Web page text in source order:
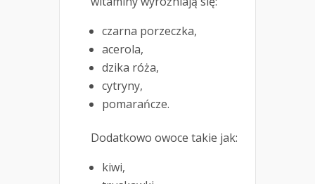
czarna porzeczka,
acerola,
dzika róża,
cytryny,
pomarańcze.
Dodatkowo owoce takie jak:
kiwi,